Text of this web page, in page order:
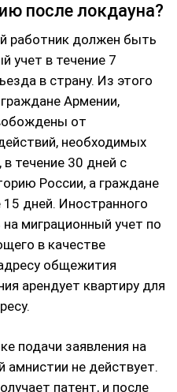
после локдауна?
работник должен быть
учет в течение 7
в страну. Из этого
Армении,
от
необходимых
в течение 30 дней с
России, а граждане
дней. Иностранного
миграционный учет по
в качестве
общежития
арендует квартиру для
подачи заявления на
амнистии не действует.
патент, и после